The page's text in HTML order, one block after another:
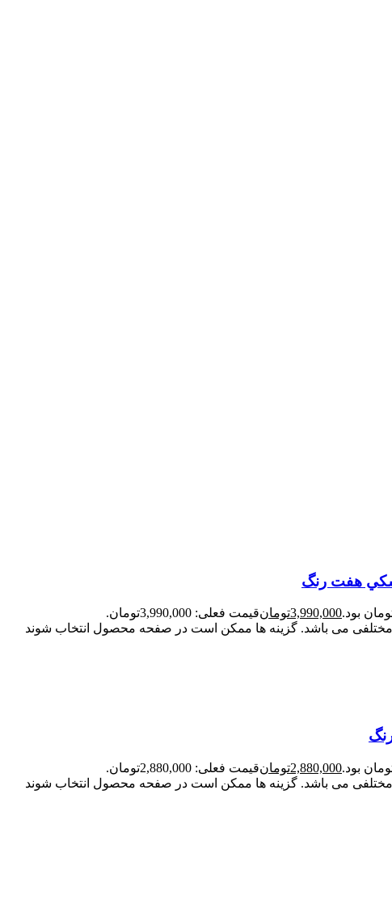
مشکي هفت رنگ
3,990,000تومانقیمت فعلی: 3,990,000تومان.
مختلفی می باشد. گزینه ها ممکن است در صفحه محصول انتخاب شوند
2,880,000تومانقیمت فعلی: 2,880,000تومان.
مختلفی می باشد. گزینه ها ممکن است در صفحه محصول انتخاب شوند